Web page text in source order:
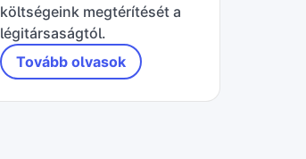
költségeink megtérítését a
légitársaságtól.
Tovább olvasok